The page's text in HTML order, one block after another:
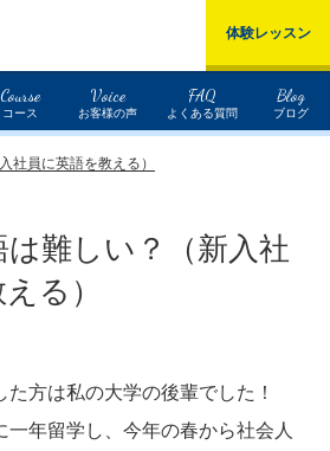
Course
コース
Voice
お客様の声
FAQ
よくある質問
Blog
ブログ
体験レッスン
社員に英語を教える）
は難しい？（新入社
る）
方は私の大学の後輩でした！
一年留学し、今年の春から社会人